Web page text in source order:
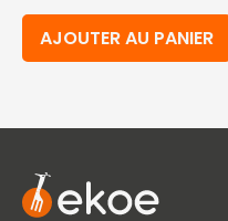
AJOUTER AU PANIER